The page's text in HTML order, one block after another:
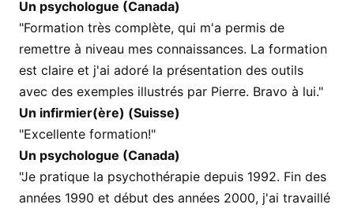
Un psychologue (Canada)
"Formation très complète, qui m'a permis de
remettre à niveau mes connaissances. La formation
est claire et j'ai adoré la présentation des outils
avec des exemples illustrés par Pierre. Bravo à lui."
Un infirmier(ère) (Suisse)
"Excellente formation!"
Un psychologue (Canada)
"Je pratique la psychothérapie depuis 1992. Fin des
années 1990 et début des années 2000, j'ai travaillé